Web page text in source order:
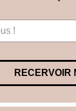
vos baskets si
14 jours
un état
RECERVOIR